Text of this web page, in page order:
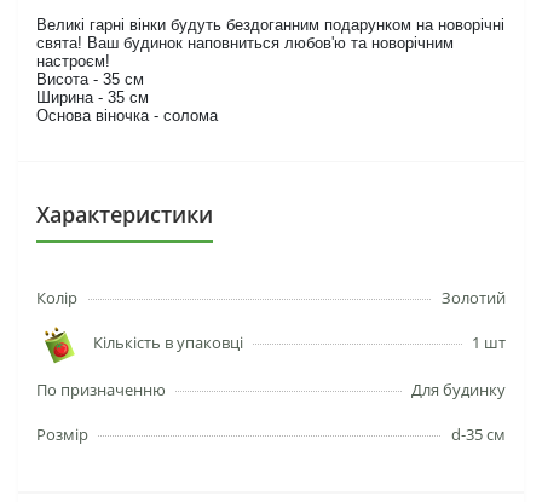
Великі гарні вінки будуть бездоганним подарунком на новорічні
свята! Ваш будинок наповниться любов'ю та новорічним
настроєм!
Висота - 35 см
Ширина - 35 см
Основа віночка - солома
Характеристики
Колір Золотий
Кількість в упаковці 1 шт
По призначенню Для будинку
Розмір d-35 см